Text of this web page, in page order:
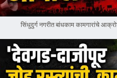
सिंधुदुर्ग नगरीत बांधकाम कामगारांचे